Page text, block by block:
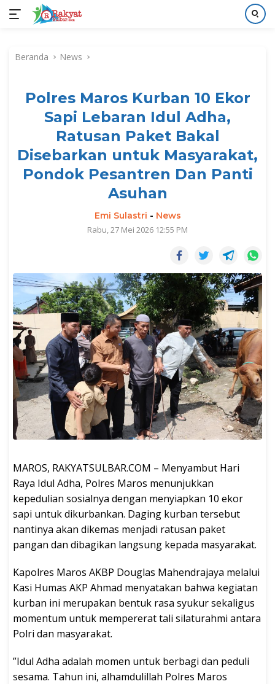
kontenBeranda News
​Polres Maros Kurban 10 Ekor
Sapi Lebaran Idul Adha,
Ratusan Paket Bakal
Disebarkan untuk Masyarakat,
Pondok Pesantren Dan Panti
Asuhan
Emi Sulastri - News
Rabu, 27 Mei 2026 12:55 PM
​MAROS, RAKYATSULBAR.COM – Menyambut Hari
Raya Idul Adha, Polres Maros menunjukkan
kepedulian sosialnya dengan menyiapkan 10 ekor
sapi untuk dikurbankan. Daging kurban tersebut
nantinya akan dikemas menjadi ratusan paket
pangan dan dibagikan langsung kepada masyarakat.
​Kapolres Maros AKBP Douglas Mahendrajaya melalui
Kasi Humas AKP Ahmad menyatakan bahwa kegiatan
kurban ini merupakan bentuk rasa syukur sekaligus
momentum untuk mempererat tali silaturahmi antara
Polri dan masyarakat.
​”Idul Adha adalah momen untuk berbagi dan peduli
sesama. Tahun ini, alhamdulillah Polres Maros